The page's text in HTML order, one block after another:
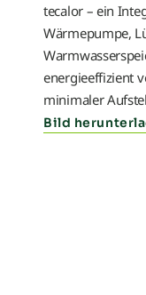
tecalor – ein
Wärmepumpe,
energieeffizient
minimaler
Bild